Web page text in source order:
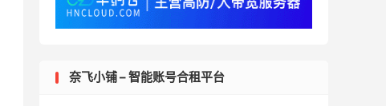
奈飞小铺 – 智能账号合租平台